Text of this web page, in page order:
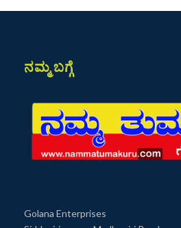
ನಮ್ಮ ಬಗ್ಗೆ
Golana Enterprises